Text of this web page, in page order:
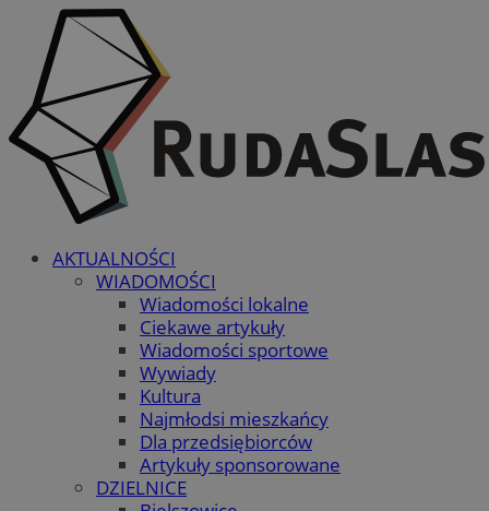
AKTUALNOŚCI
WIADOMOŚCI
Wiadomości lokalne
Ciekawe artykuły
Wiadomości sportowe
Wywiady
Kultura
Najmłodsi mieszkańcy
Dla przedsiębiorców
Artykuły sponsorowane
DZIELNICE